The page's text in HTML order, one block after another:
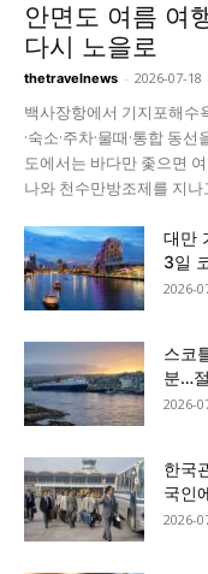
안면도 여름 여
다시 노을로
thetravelnews - 2026-07-18
백사장항에서 기지포해
·숙소·주차·물때·통합 동
도에서는 바다만 좇으면
나와 천수만방조제를 지
대만
3일
2026-
스코
분…
2026-
한국
국인
2026-